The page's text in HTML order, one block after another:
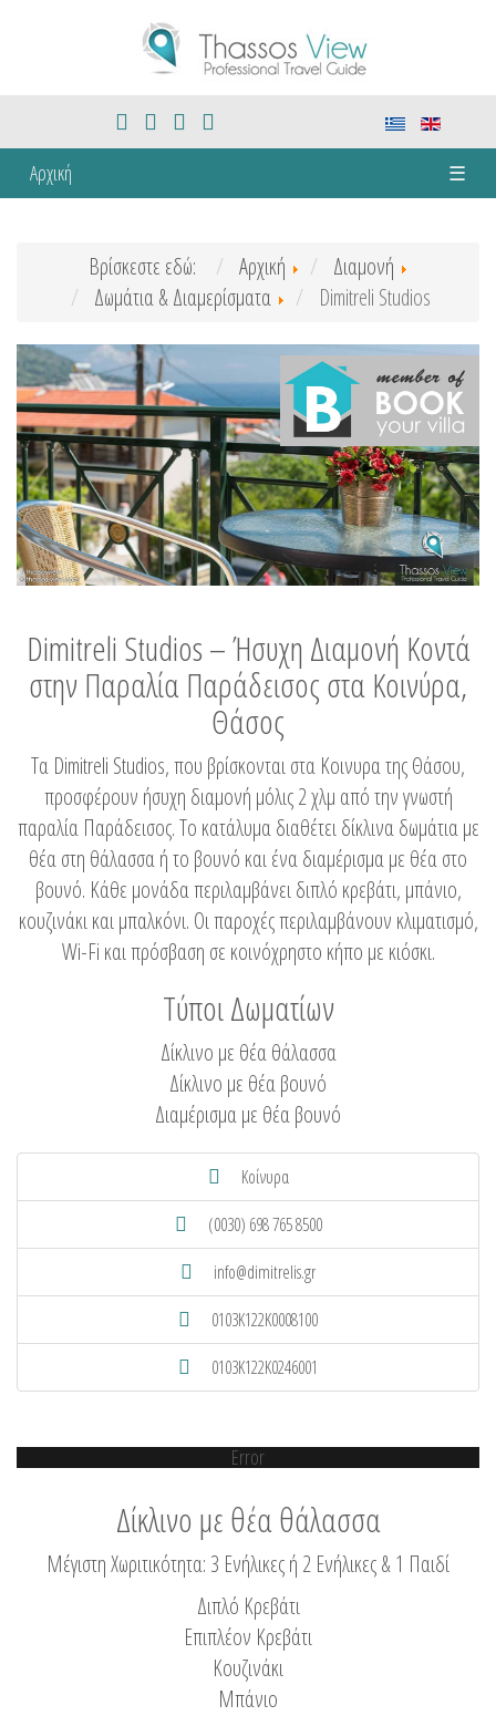
Αρχική ☰
Βρίσκεστε εδώ: Αρχική
Διαμονή
Δωμάτια & Διαμερίσματα
Dimitreli Studios
Dimitreli Studios – Ήσυχη Διαμονή Κοντά
στην Παραλία Παράδεισος στα Κοινύρα,
Θάσος
Τα Dimitreli Studios, που βρίσκονται στα Κοινυρα της Θάσου,
προσφέρουν ήσυχη διαμονή μόλις 2 χλμ από την γνωστή
παραλία Παράδεισος. Το κατάλυμα διαθέτει δίκλινα δωμάτια με
θέα στη θάλασσα ή το βουνό και ένα διαμέρισμα με θέα στο
βουνό. Κάθε μονάδα περιλαμβάνει διπλό κρεβάτι, μπάνιο,
κουζινάκι και μπαλκόνι. Οι παροχές περιλαμβάνουν κλιματισμό,
Wi-Fi και πρόσβαση σε κοινόχρηστο κήπο με κιόσκι.
Τύποι Δωματίων
Δίκλινο με θέα θάλασσα
Δίκλινο με θέα βουνό
Διαμέρισμα με θέα βουνό
Κοίνυρα
(0030) 698 765 8500
info@dimitrelis.gr
0103K122K0008100
0103K122K0246001
Error
Δίκλινο με θέα θάλασσα
Μέγιστη Χωριτικότητα: 3 Ενήλικες ή 2 Ενήλικες & 1 Παιδί
Διπλό Κρεβάτι
Επιπλέον Κρεβάτι
Κουζινάκι
Μπάνιο